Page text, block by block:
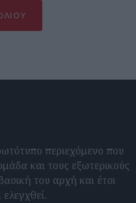
περιεχόμενο που
και τους εξωτερικούς
του αρχή και έτσι